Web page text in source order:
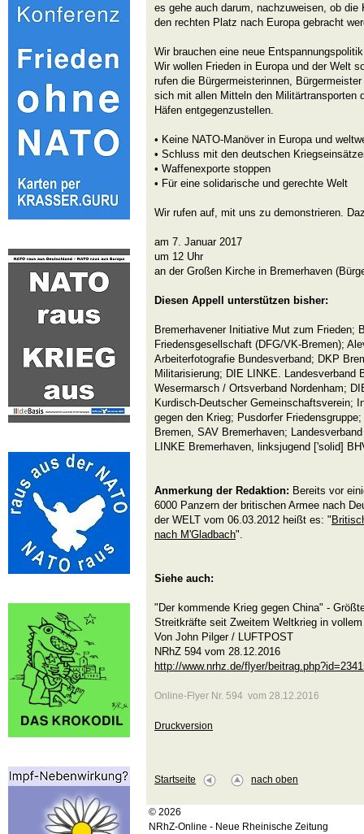
es gehe auch darum, nachzuweisen, ob
den rechten Platz nach Europa gebracht
Wir brauchen eine neue
Wir wollen Frieden in Europa und der Welt
rufen die Bürgermeisterinnen,
sich mit allen Mitteln den Militärtransporten
Häfen entgegenzustellen.
• Keine NATO-Manöver in Europa und
• Schluss mit den deutschen
• Waffenexporte stoppen
• Für eine solidarische und gerechte Welt
Wir rufen auf, mit uns zu demonstrieren.
am 7. Januar 2017
um 12 Uhr
an der Großen Kirche in Bremerhaven
Diesen Appell unterstützen bisher:
Bremerhavener Initiative Mut zum Frieden;
Friedensgesellschaft (DFG/VK-Bremen);
Arbeiterfotografie Bundesverband; DKP
Militarisierung; DIE LINKE. Landesverband
Wesermarsch / Ortsverband Nordenham;
Kurdisch-Deutscher Gemeinschaftsverein;
gegen den Krieg; Pusdorfer
Bremen, SAV Bremerhaven;
LINKE Bremerhaven, linksjugend ['solid]
Anmerkung der Redaktion: Bereits vor
6000 Panzern der britischen Armee nach
der WELT vom 06.03.2012 heißt es: "
nach M'Gladbach".
Siehe auch:
"Der kommende Krieg gegen China" -
Streitkräfte seit Zweitem Weltkrieg in vollem
Von John Pilger / LUFTPOST
NRhZ 594 vom 28.12.2016
http://www.nrhz.de/flyer/
Online-Flyer Nr. 594 vom 28.12.2016
Druckversion
Startseite nach oben
© 2026
NRhZ-Online - Neue Rheinische Zeitung